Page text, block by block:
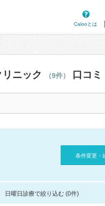
Calooとは
ニック （9件） 口コ
条件変更・
日曜日診療で絞り込む (0件)